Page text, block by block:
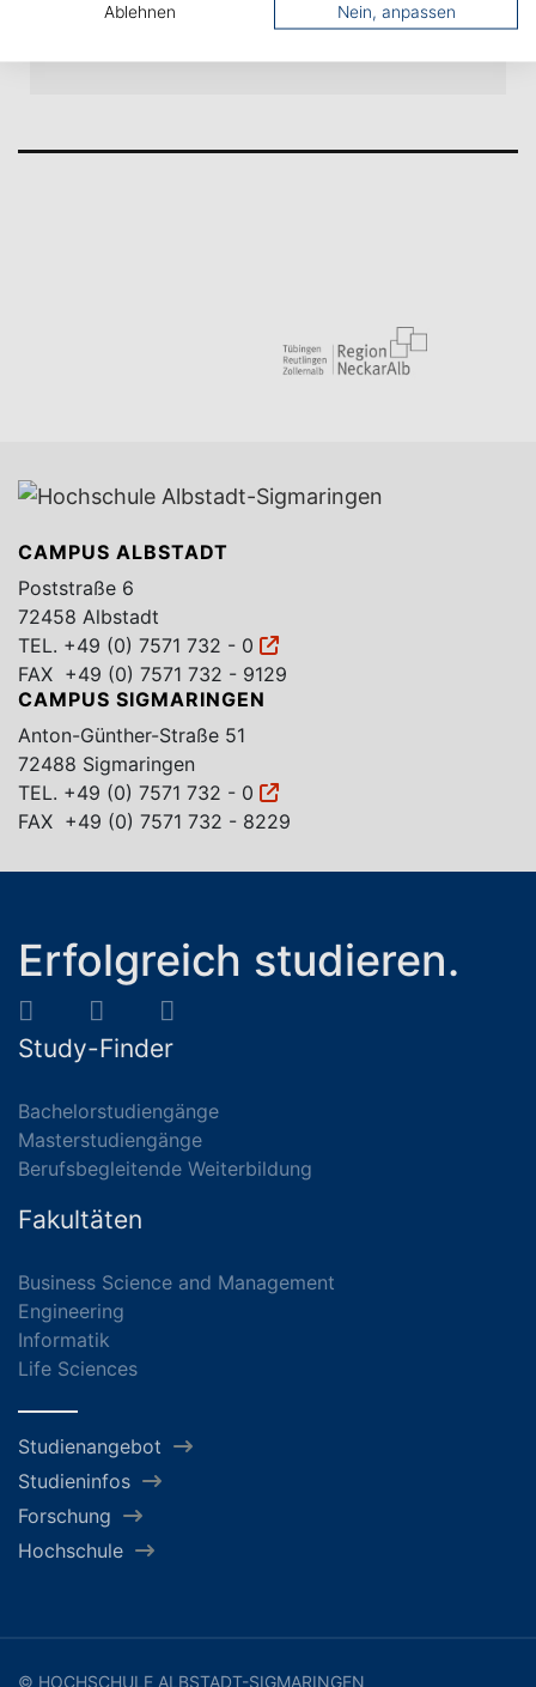
Nächster Artikel
CAMPUS ALBSTADT
Poststraße 6
72458 Albstadt
TEL. +49 (0) 7571 732 - 0
FAX +49 (0) 7571 732 - 9129
CAMPUS SIGMARINGEN
Anton-Günther-Straße 51
72488 Sigmaringen
TEL. +49 (0) 7571 732 - 0
FAX +49 (0) 7571 732 - 8229
Erfolgreich studieren.
Study-Finder
Bachelorstudiengänge
Masterstudiengänge
Berufsbegleitende Weiterbildung
Fakultäten
Business Science and Management
Engineering
Informatik
Life Sciences
Studienangebot
Studieninfos
Forschung
Hochschule
© HOCHSCHULE ALBSTADT-SIGMARINGEN
Ablehnen Nein, anpassen